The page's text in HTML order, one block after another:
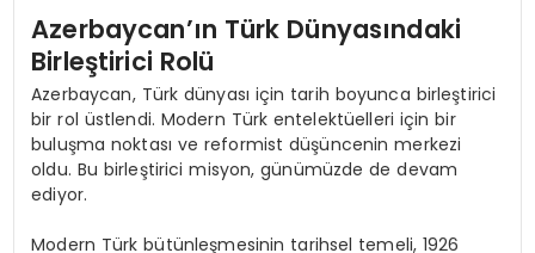
Azerbaycan’ın Türk Dünyasındaki
Birleştirici Rolü
Azerbaycan, Türk dünyası için tarih boyunca birleştirici
bir rol üstlendi. Modern Türk entelektüelleri için bir
buluşma noktası ve reformist düşüncenin merkezi
oldu. Bu birleştirici misyon, günümüzde de devam
ediyor.
Modern Türk bütünleşmesinin tarihsel temeli, 1926